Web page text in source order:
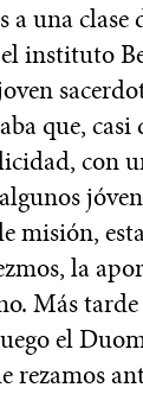
una clase
instituto
que, casi
con
misión,
la
Más
el
rezamos